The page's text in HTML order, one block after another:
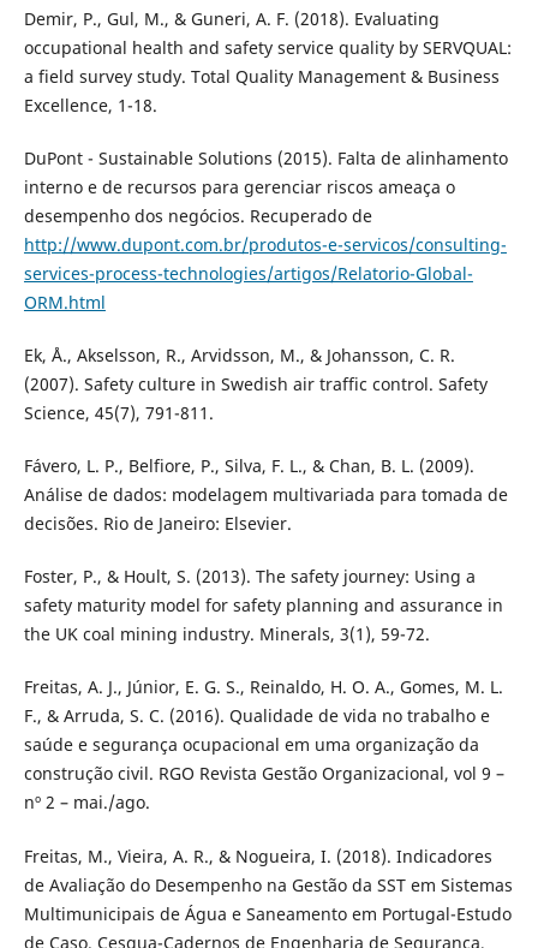
Demir, P., Gul, M., & Guneri, A. F. (2018). Evaluating
occupational health and safety service quality by SERVQUAL:
a field survey study. Total Quality Management & Business
Excellence, 1-18.
DuPont - Sustainable Solutions (2015). Falta de alinhamento
interno e de recursos para gerenciar riscos ameaça o
desempenho dos negócios. Recuperado de
http://www.dupont.com.br/produtos-e-servicos/consulting-
services-process-technologies/artigos/Relatorio-Global-
ORM.html
Ek, Å., Akselsson, R., Arvidsson, M., & Johansson, C. R.
(2007). Safety culture in Swedish air traffic control. Safety
Science, 45(7), 791-811.
Fávero, L. P., Belfiore, P., Silva, F. L., & Chan, B. L. (2009).
Análise de dados: modelagem multivariada para tomada de
decisões. Rio de Janeiro: Elsevier.
Foster, P., & Hoult, S. (2013). The safety journey: Using a
safety maturity model for safety planning and assurance in
the UK coal mining industry. Minerals, 3(1), 59-72.
Freitas, A. J., Júnior, E. G. S., Reinaldo, H. O. A., Gomes, M. L.
F., & Arruda, S. C. (2016). Qualidade de vida no trabalho e
saúde e segurança ocupacional em uma organização da
construção civil. RGO Revista Gestão Organizacional, vol 9 –
nº 2 – mai./ago.
Freitas, M., Vieira, A. R., & Nogueira, I. (2018). Indicadores
de Avaliação do Desempenho na Gestão da SST em Sistemas
Multimunicipais de Água e Saneamento em Portugal-Estudo
de Caso. Cesqua-Cadernos de Engenharia de Segurança,